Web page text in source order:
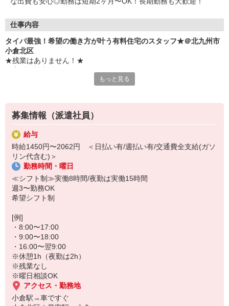
仕事内容
タイパ最強！希望の働き方が叶う有料住宅のスタッフ★＠北九州市
小倉北区
★残業はありません！★
「週3日勤務」「日勤のみ」など希望のシフトで効率よく働きたい方
≪仕事内容≫
・お部屋の掃除
・簡単な書類の整理
・日常生活の見守り
・食事や着替え時など、必要に応じた生活介助
・お話し相手 など
≪働きやすさバツグン！≫
時間通りの交代を徹底しているため、定時になったら即退勤◎
仕事終わりのプライベートや、家庭・Wワークとの両立もバッチリ
もっと見る
募集情報（派遣社員）
給与
時給1450円〜2062円 ＜日払い有/週払い有/交通費全支給(ガソ
リン代含む)＞
勤務時間・曜日
≪シフト制≫実働8時間/夜勤は実働15時間
週3〜勤務OK
希望シフト制
[例]
・8:00〜17:00
・9:00〜18:00
・16:00〜翌9:00
※休憩1h（夜勤は2h）
※残業なし
※曜日相談OK
アクセス・勤務地
小倉駅→車ですぐ